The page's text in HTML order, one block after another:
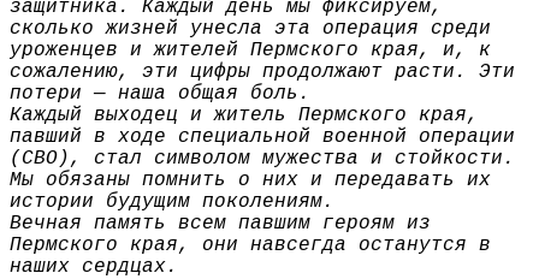
защитника. Каждый день мы фиксируем,
сколько жизней унесла эта операция среди
уроженцев и жителей Пермского края, и, к
сожалению, эти цифры продолжают расти. Эти
потери — наша общая боль.
Каждый выходец и житель Пермского края,
павший в ходе специальной военной операции
(СВО), стал символом мужества и стойкости.
Мы обязаны помнить о них и передавать их
истории будущим поколениям.
Вечная память всем павшим героям из
Пермского края, они навсегда останутся в
наших сердцах.